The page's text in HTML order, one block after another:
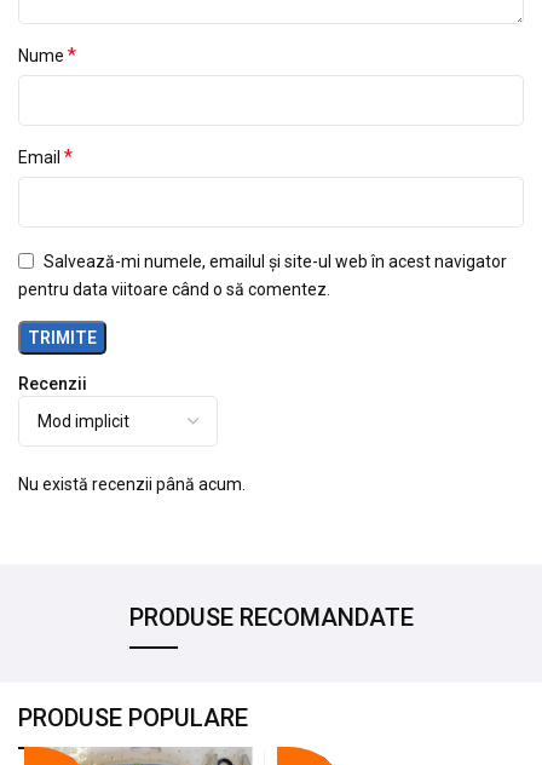
Recenzii
Nu există recenzii până acum.
Nume *
Email *
Salvează-mi numele, emailul și site-ul web în acest navigator
pentru data viitoare când o să comentez.
PRODUSE RECOMANDATE
PRODUSE POPULARE